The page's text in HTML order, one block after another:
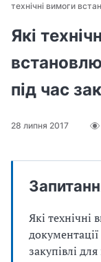
технічні вимоги
Які
під час
28 липня 2017
Які технічні
закупівлі